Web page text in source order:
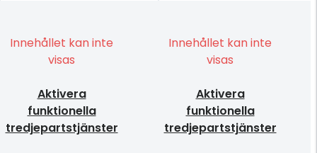
Innehållet kan inte
visas
Aktivera
funktionella
tredjepartstjänster
Innehållet kan inte
visas
Aktivera
funktionella
tredjepartstjänster